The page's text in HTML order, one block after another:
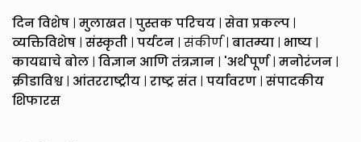
दिन विशेष | मुलाखत | पुस्तक परिचय | सेवा प्रकल्प |
व्यक्तिविशेष | संस्कृती | पर्यटन | संकीर्ण| बातम्या | भाष्य |
कायद्याचे बोल | विज्ञान आणि तंत्रज्ञान | 'अर्थ'पूर्ण| मनोरंजन |
क्रीडाविश्व| आंतरराष्ट्रीय | राष्ट्र संत | पर्यावरण | संपादकीय
शिफारस